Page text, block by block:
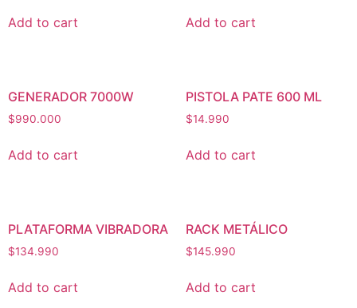
Add to cart Add to cart
GENERADOR 7000W
$990.000
Add to cart
PISTOLA PATE 600 ML
$14.990
Add to cart
PLATAFORMA VIBRADORA
$134.990
Add to cart
RACK METÁLICO
$145.990
Add to cart